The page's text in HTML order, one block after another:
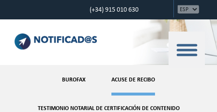
(+34) 915 010 630
BUROFAX ACUSE DE RECIBO
TESTIMONIO NOTARIAL DE CERTIFICACIÓN DE CONTENIDO